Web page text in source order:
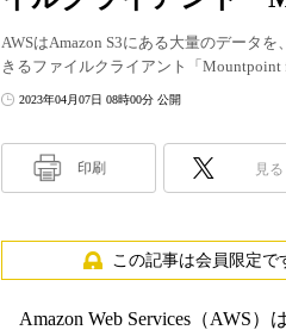
AWSはAmazon S3にある大量のデータ
きるファイルクライアント「Mountpoint
2023年04月07日 08時00分 公開
印刷 見る
この記事は会員限定で
Amazon Web Services（AWS）